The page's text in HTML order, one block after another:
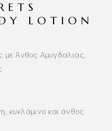
LOTION
με Άνθος Αμυγδαλιάς,
κυκλάμινο και άνθος